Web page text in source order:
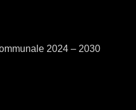
2024 – 2030